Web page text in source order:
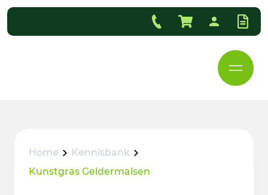
Home
Kennisbank
Kunstgras Geldermalsen